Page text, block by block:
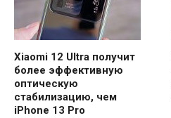
Xiaomi 12 Ultra получит
более эффективную
оптическую
стабилизацию, чем
iPhone 13 Pro